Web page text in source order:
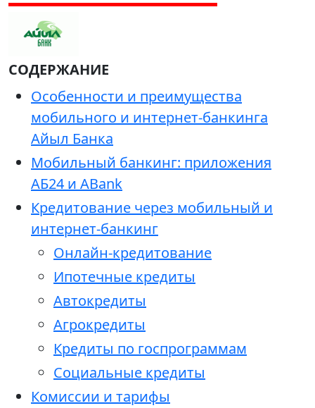
СОДЕРЖАНИЕ
Особенности и преимущества
мобильного и интернет-банкинга
Айыл Банка
Мобильный банкинг: приложения
АБ24 и ABank
Кредитование через мобильный и
интернет-банкинг
Онлайн-кредитование
Ипотечные кредиты
Автокредиты
Агрокредиты
Кредиты по госпрограммам
Социальные кредиты
Комиссии и тарифы